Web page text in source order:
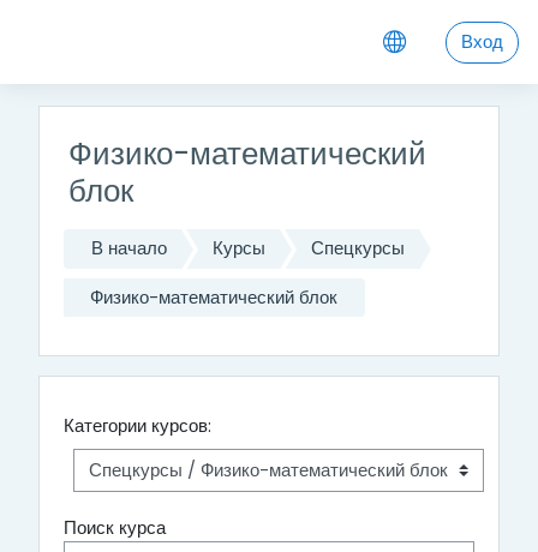
Вход
Физико-математический
блок
В начало Курсы Спецкурсы
Физико-математический блок
Категории курсов:
Поиск курса